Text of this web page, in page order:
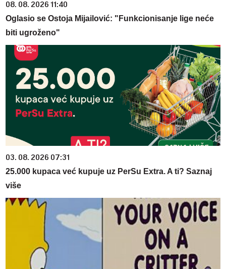
08. 08. 2026 11:40
Oglasio se Ostoja Mijailović: "Funkcionisanje lige neće
biti ugroženo"
03. 08. 2026 07:31
25.000 kupaca već kupuje uz PerSu Extra. A ti? Saznaj
više